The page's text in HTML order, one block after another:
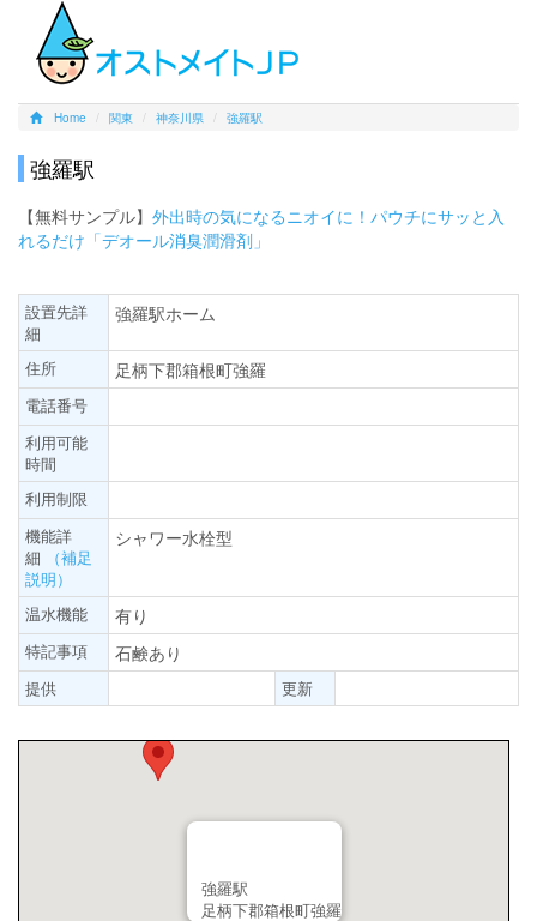
Home 関東 神奈川県 強羅駅
強羅駅
【無料サンプル】 外出時の気になるニオイに！パウチにサッと入
れるだけ「デオール消臭潤滑剤」
設置先詳
細
強羅駅ホーム
住所 足柄下郡箱根町強羅
電話番号
利用可能
時間
利用制限
機能詳
細
（補足
説明）
シャワー水栓型
温水機能 有り
特記事項 石鹸あり
提供 更新
強羅駅
足柄下郡箱根町強羅